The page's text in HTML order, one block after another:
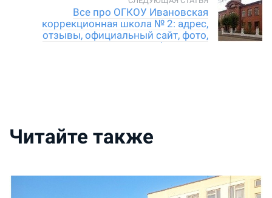
Все про ОГКОУ Ивановская
коррекционная школа № 2: адрес,
отзывы, официальный сайт, фото,
информация
Читайте также